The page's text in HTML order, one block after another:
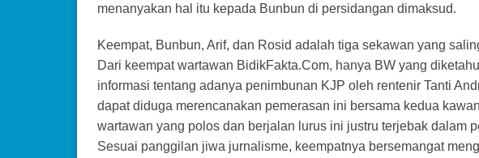
menanyakan hal itu kepada Bunbun di persidangan dimaksud.
Keempat, Bunbun, Arif, dan Rosid adalah tiga sekawan yang
Dari keempat wartawan BidikFakta.Com, hanya BW yang
informasi tentang adanya penimbunan KJP oleh rentenir Tanti
dapat diduga merencanakan pemerasan ini bersama kedua
wartawan yang polos dan berjalan lurus ini justru terjebak dalam
Sesuai panggilan jiwa jurnalisme, keempatnya bersemangat